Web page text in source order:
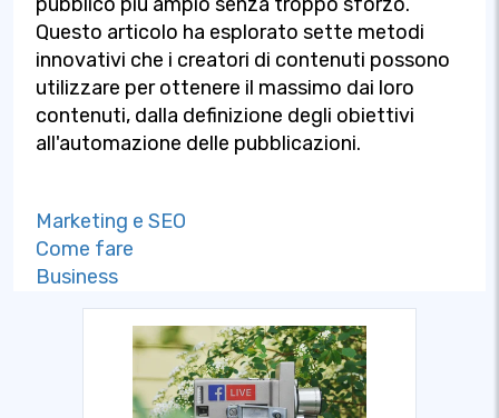
Questo articolo ha esplorato sette metodi
innovativi che i creatori di contenuti possono
utilizzare per ottenere il massimo dai loro
contenuti, dalla definizione degli obiettivi
all'automazione delle pubblicazioni.
Marketing e SEO
Come fare
Business